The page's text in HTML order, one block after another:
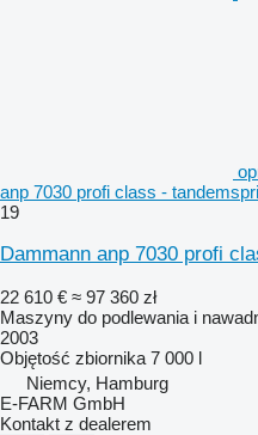
anp 7030 profi class -
19
Dammann anp 7030 profi
22 610 € ≈ 97 360 zł
Maszyny do podlewania i
2003
Objętość zbiornika 7 000 l
Niemcy, Hamburg
E-FARM GmbH
Kontakt z dealerem